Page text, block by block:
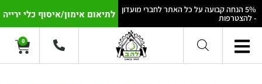
5% הנחה קבועה על כל האתר לחברי מועדון
- להצטרפות
לתיאום אימון/איסוף כלי ירייה
0